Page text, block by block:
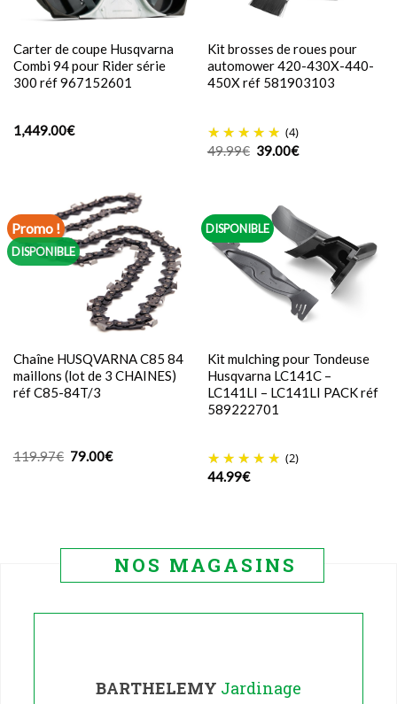
Carter de coupe Husqvarna
Combi 94 pour Rider série
300 réf 967152601
1,449.00€
Kit brosses de roues pour
automower 420-430X-440-
450X réf 581903103
(4)
49.99€ Le
prix
39.00€Le
prix
Promo !
DISPONIBLE
Chaîne HUSQVARNA C85 84
maillons (lot de 3 CHAINES)
réf C85-84T/3
119.97€ Le
prix
79.00€Le
prix
DISPONIBLE
Kit mulching pour Tondeuse
Husqvarna LC141C –
LC141LI – LC141LI PACK réf
589222701
(2)
44.99€
NOS MAGASINS
BARTHELEMY Jardinage